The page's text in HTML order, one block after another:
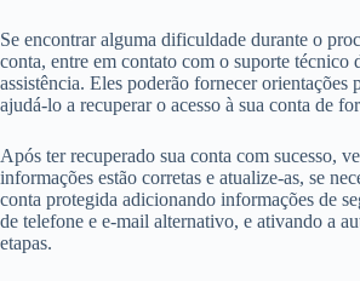
Se encontrar alguma dificuldade durante o
conta, entre em contato com o suporte técnico
assistência. Eles poderão fornecer orientações
ajudá-lo a recuperar o acesso à sua conta de
Após ter recuperado sua conta com sucesso,
informações estão corretas e atualize-as, se
conta protegida adicionando informações de
de telefone e e-mail alternativo, e ativando a
etapas.